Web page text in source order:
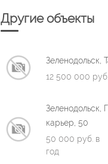
Другие объекты
Зеленодольск,
12 500 000 руб.
Зеленодольск,
карьер, 50
50 000 руб. в
год